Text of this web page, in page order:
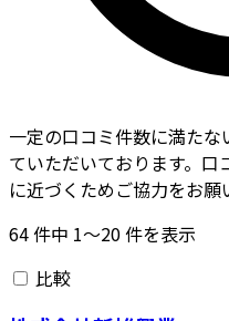
一定の口コミ件数に満た
ていただいております。
に近づくためご協力をお願
64件中 1〜20件を表示
比較